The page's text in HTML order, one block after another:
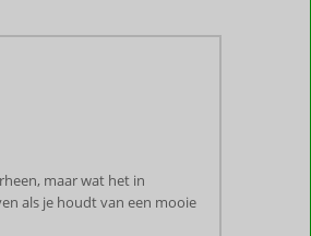
maar wat het in
als je houdt van een mooie